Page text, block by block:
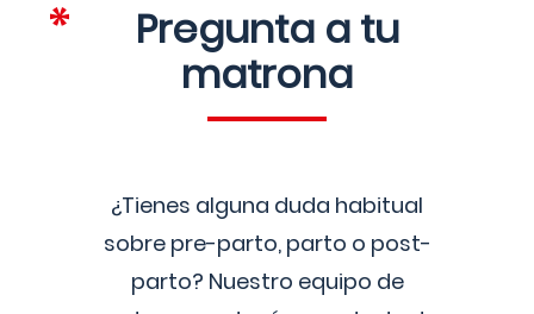
Pregunta a tu
matrona
¿Tienes alguna duda habitual
sobre pre-parto, parto o post-
parto? Nuestro equipo de